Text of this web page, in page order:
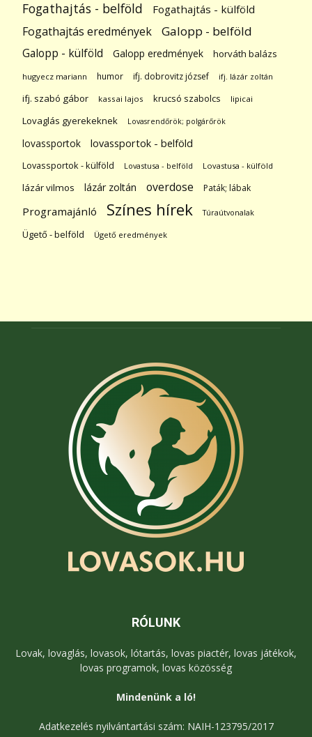
Fogathajtás - belföld Fogathajtás - külföld
Fogathajtás eredmények Galopp - belföld
Galopp - külföld Galopp eredmények horváth balázs
hugyecz mariann humor ifj. dobrovitz józsef ifj. lázár zoltán
ifj. szabó gábor kassai lajos krucsó szabolcs lipicai
Lovaglás gyerekeknek Lovasrendőrök; polgárőrök
lovassportok lovassportok - belföld
Lovassportok - külföld Lovastusa - belföld Lovastusa - külföld
lázár vilmos lázár zoltán overdose Paták; lábak
Programajánló Színes hírek Túraútvonalak
Ügető - belföld Ügető eredmények
RÓLUNK
Lovak, lovaglás, lovasok, lótartás, lovas piactér, lovas játékok,
lovas programok, lovas közösség
Mindenünk a ló!
Adatkezelés nyilvántartási szám: NAIH-123795/2017